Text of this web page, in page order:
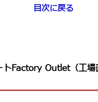
目次に戻る
トFactory Outlet（工場